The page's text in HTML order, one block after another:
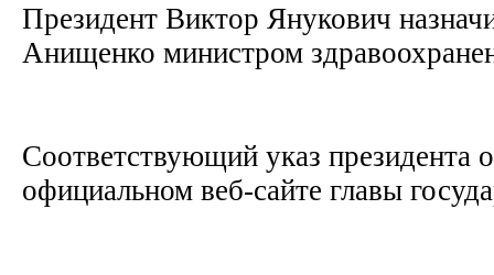
Президент Виктор Янукович
Анищенко министром
Соответствующий указ президента
официальном веб-сайте главы